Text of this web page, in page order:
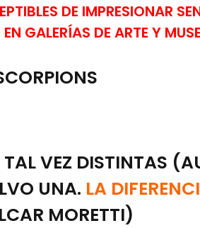
DE IMPRESIONAR
GALERÍAS DE ARTE Y
TAL VEZ DISTINTAS
UNA. LA
MORETTI)